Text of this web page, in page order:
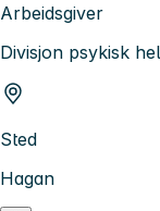
Arbeidsgiver
Divisjon psykisk
Sted
Hagan